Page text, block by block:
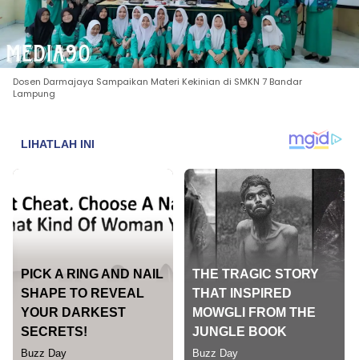
Dosen Darmajaya Sampaikan Materi Kekinian di SMKN 7 Bandar
Lampung